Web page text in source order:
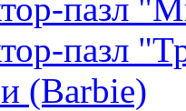
пазл
пазл
(Barbie)